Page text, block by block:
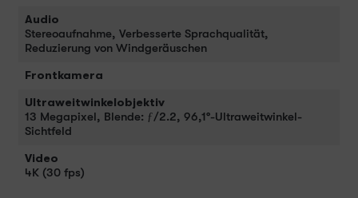
Audio
Stereoaufnahme, Verbesserte Sprachqualität,
Reduzierung von Windgeräuschen
Frontkamera
Ultraweitwinkelobjektiv
13 Megapixel, Blende: ƒ/2.2, 96,1°-Ultraweitwinkel-
Sichtfeld
Video
4K (30 fps)